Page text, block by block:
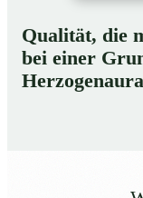
Qualität, die
bei einer